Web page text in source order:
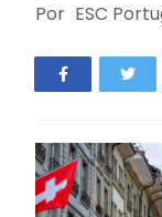
Por ESC